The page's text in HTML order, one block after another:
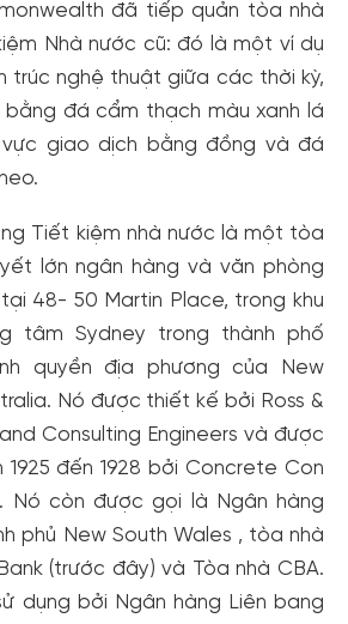
đã tiếp quản tòa nhà
Nhà nước cũ: đó là một ví dụ
trúc nghệ thuật giữa các thời kỳ,
đá cẩm thạch màu xanh lá
giao dịch bằng đồng và đá
Tiết kiệm nhà nước là một tòa
lớn ngân hàng và văn phòng
48- 50 Martin Place, trong khu
tâm Sydney trong thành phố
quyền địa phương của New
Nó được thiết kế bởi Ross &
Consulting Engineers và được
đến 1928 bởi Concrete Con
Nó còn được gọi là Ngân hàng
phủ New South Wales , tòa nhà
(trước đây) và Tòa nhà CBA.
dụng bởi Ngân hàng Liên bang